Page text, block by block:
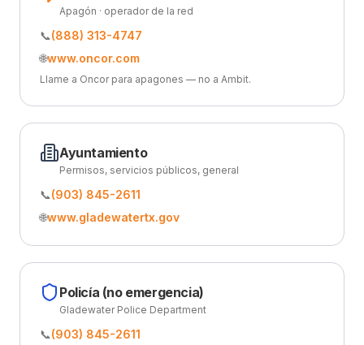
Apagón · operador de la red
📞(888) 313-4747
🌐www.oncor.com
Llame a Oncor para apagones — no a Ambit.
Ayuntamiento
Permisos, servicios públicos, general
📞(903) 845-2611
🌐www.gladewatertx.gov
Policía (no emergencia)
Gladewater Police Department
📞(903) 845-2611